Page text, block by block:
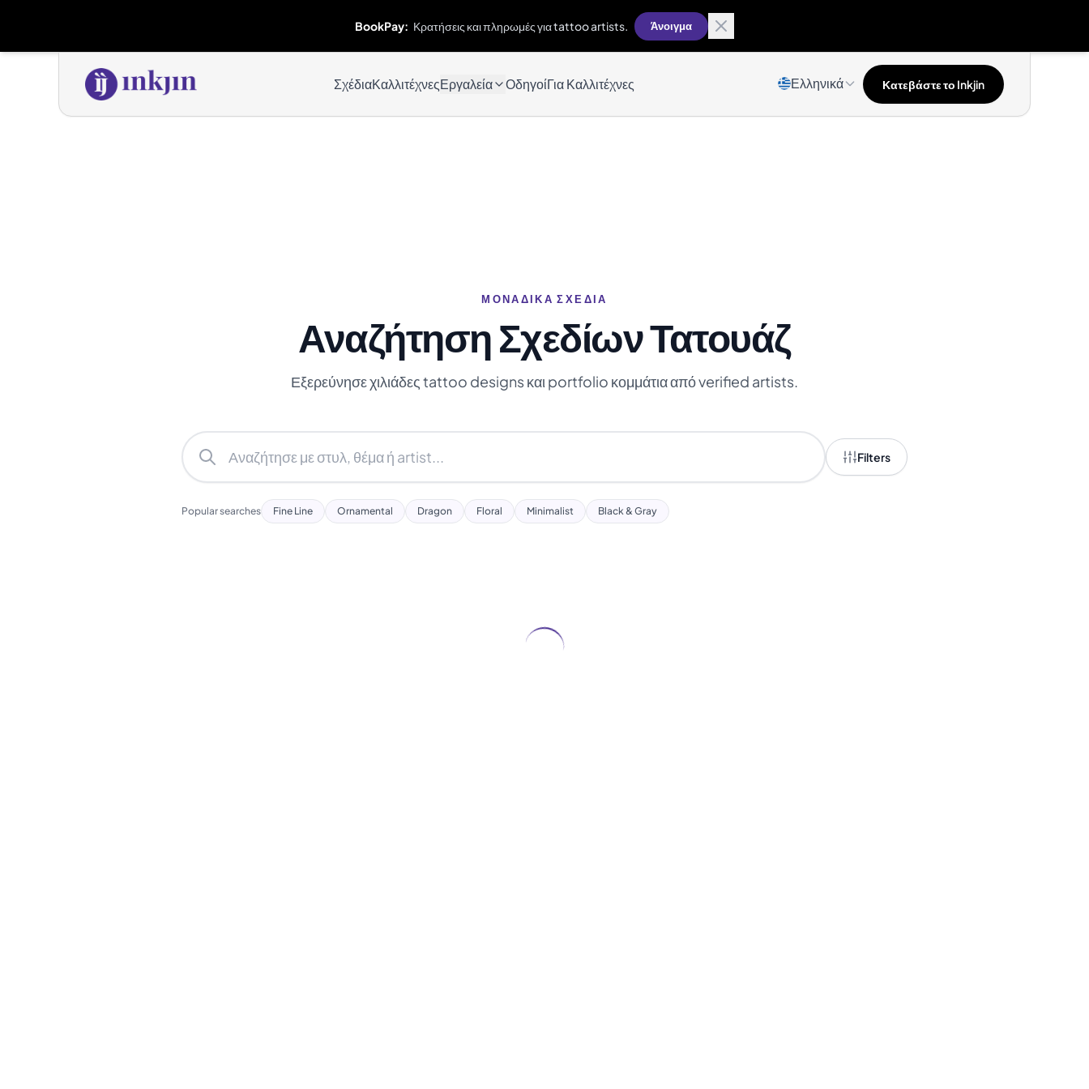
BookPay: Κρατήσεις και πληρωμές για tattoo artists. Άνοιγμα
ΣχέδιαΚαλλιτέχνεςΕργαλεία ΟδηγοίΓια Καλλιτέχνες Ελληνικά Κατεβάστε το Inkjin
ΜΟΝΑΔΙΚΆ ΣΧΈΔΙΑ
Αναζήτηση Σχεδίων Τατουάζ
Εξερεύνησε χιλιάδες tattoo designs και portfolio κομμάτια από verified artists.
Filters
Popular searches Fine Line Ornamental Dragon Floral Minimalist Black & Gray